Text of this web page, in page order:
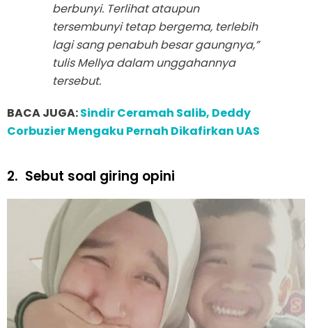
berbunyi. Terlihat ataupun
tersembunyi tetap bergema, terlebih
lagi sang penabuh besar gaungnya,”
tulis Mellya dalam unggahannya
tersebut.
BACA JUGA:Sindir Ceramah Salib, Deddy
Corbuzier Mengaku Pernah Dikafirkan UAS
2. Sebut soal giring opini